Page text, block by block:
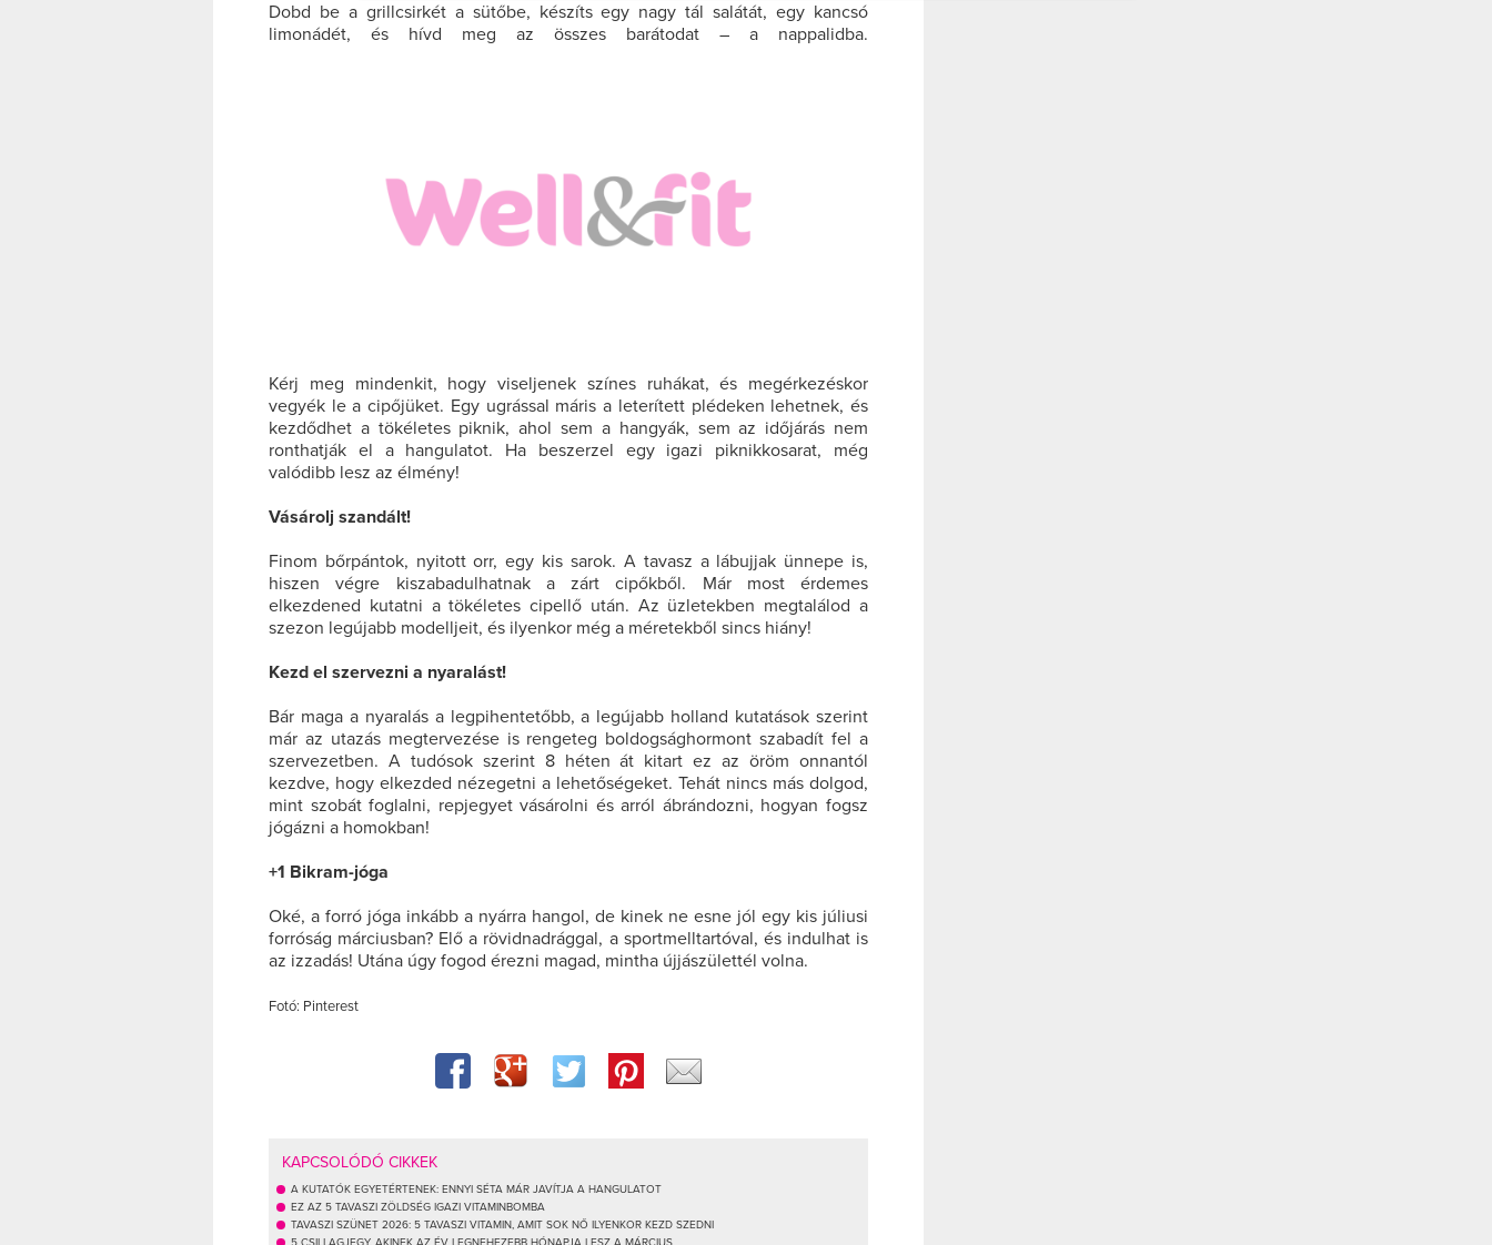
Dobd be a grillcsirkét a sütőbe, készíts egy nagy tál salátát, egy kancsó
limonádét, és hívd meg az összes barátodat – a nappalidba.
Kérj meg mindenkit, hogy viseljenek színes ruhákat, és megérkezéskor
vegyék le a cipőjüket. Egy ugrással máris a leterített plédeken lehetnek, és
kezdődhet a tökéletes piknik, ahol sem a hangyák, sem az időjárás nem
ronthatják el a hangulatot. Ha beszerzel egy igazi piknikkosarat, még
valódibb lesz az élmény!
Vásárolj szandált!
Finom bőrpántok, nyitott orr, egy kis sarok. A tavasz a lábujjak ünnepe is,
hiszen végre kiszabadulhatnak a zárt cipőkből. Már most érdemes
elkezdened kutatni a tökéletes cipellő után. Az üzletekben megtalálod a
szezon legújabb modelljeit, és ilyenkor még a méretekből sincs hiány!
Kezd el szervezni a nyaralást!
Bár maga a nyaralás a legpihentetőbb, a legújabb holland kutatások szerint
már az utazás megtervezése is rengeteg boldogsághormont szabadít fel a
szervezetben. A tudósok szerint 8 héten át kitart ez az öröm onnantól
kezdve, hogy elkezded nézegetni a lehetőségeket. Tehát nincs más dolgod,
mint szobát foglalni, repjegyet vásárolni és arról ábrándozni, hogyan fogsz
jógázni a homokban!
+1 Bikram-jóga
Oké, a forró jóga inkább a nyárra hangol, de kinek ne esne jól egy kis júliusi
forróság márciusban? Elő a rövidnadrággal, a sportmelltartóval, és indulhat is
az izzadás! Utána úgy fogod érezni magad, mintha újjászülettél volna.
Fotó: Pinterest
KAPCSOLÓDÓ CIKKEK
A KUTATÓK EGYETÉRTENEK: ENNYI SÉTA MÁR JAVÍTJA A HANGULATOT
EZ AZ 5 TAVASZI ZÖLDSÉG IGAZI VITAMINBOMBA
TAVASZI SZÜNET 2026: 5 TAVASZI VITAMIN, AMIT SOK NŐ ILYENKOR KEZD SZEDNI